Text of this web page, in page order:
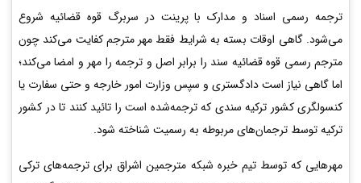
ترجمه رسمی اسناد و مدارک با پرینت در سربرگ قوه قضائیه شروع
می‌شود. گاهی اوقات بسته به شرایط فقط مهر مترجم کفایت می‌کند چون
مترجم رسمی قوه قضائیه سند را برابر اصل و ترجمه را مهر و امضا می‌کند؛
اما گاهی نیاز است دادگستری و سپس وزارت امور خارجه و حتی سفارت یا
کنسولگری کشور ترکیه سندی که ترجمه‌شده است را تائید کنند تا در کشور
ترکیه توسط ترجمان‌های مربوطه به رسمیت شناخته شود.
مهرهایی که توسط تیم خبره شبکه مترجمین اشراق برای ترجمه‌های ترکی